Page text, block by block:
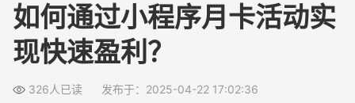
3. 精准触达客户，提高活动参与度
4. 开启配送功能，实现线上线下双线增长
注释
如何通过小程序月卡活动实
现快速盈利？
326人已读 发布于：2025-04-22 17:02:36